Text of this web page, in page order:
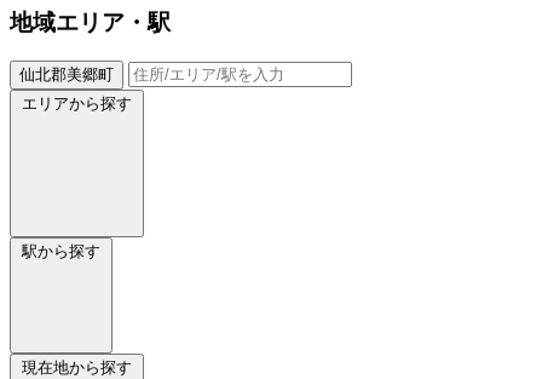
地域エリア・駅
仙北郡美郷町
エリアから探す
駅から探す
現在地から探す